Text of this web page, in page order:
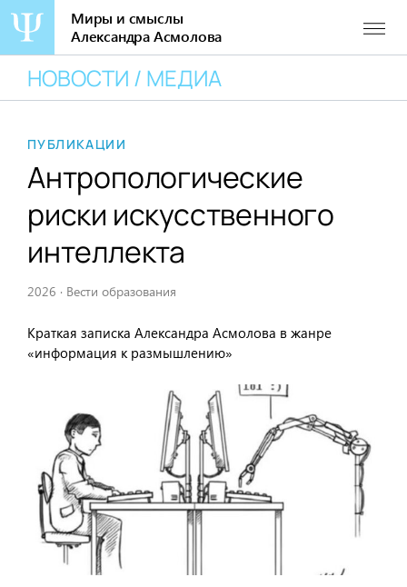
содержанию
Миры и смыслы
Александра Асмолова
НОВОСТИ / МЕДИА
ПУБЛИКАЦИИ
Антропологические
риски искусственного
интеллекта
2026 · Вести образования
Краткая записка Александра Асмолова в жанре
«информация к размышлению»